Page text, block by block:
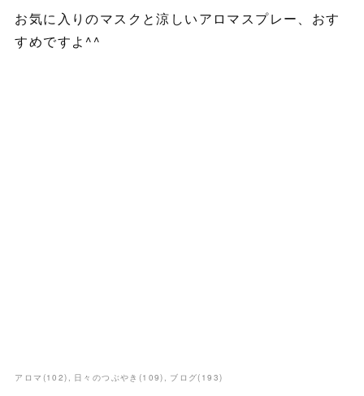
お気に入りのマスクと涼しいアロマスプレー、おす
すめですよ^^
アロマ (102) 日々のつぶやき (109) ブログ( 193)